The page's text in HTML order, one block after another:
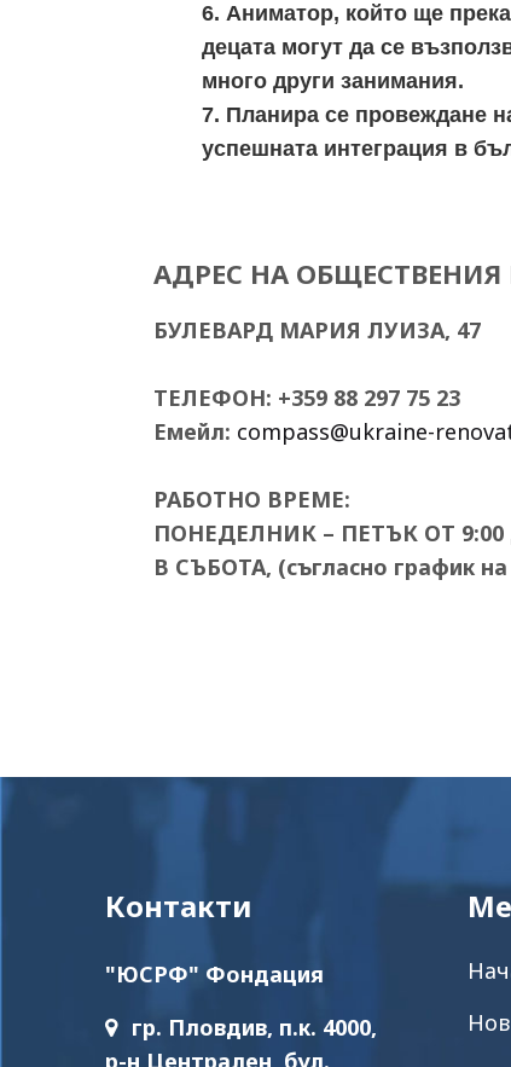
6. Аниматор, който ще
децата могут да се
много други занимания.
7. Планира се провеждане
успешната интеграция в
АДРЕС НА ОБЩЕСТВЕНИЯ
БУЛЕВАРД МАРИЯ ЛУИЗА, 47
ТЕЛЕФОН: +359 88 297 75 23
Емейл: compass@ukraine-
РАБОТНО ВРЕМЕ:
ПОНЕДЕЛНИК – ПЕТЪК ОТ 9:00
В СЪБОТА, (съгласно график
Контакти
"ЮСРФ" Фондация
гр. Пловдив, п.к. 4000,